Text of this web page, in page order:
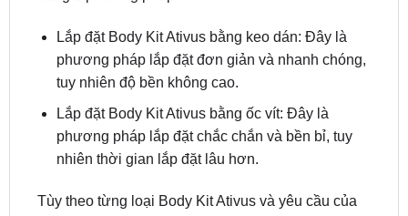
tuy nhiên độ bền không cao.
Lắp đặt Body Kit Ativus bằng ốc vít: Đây là
phương pháp lắp đặt chắc chắn và bền bỉ, tuy
nhiên thời gian lắp đặt lâu hơn.
Tùy theo từng loại Body Kit Ativus và yêu cầu của
pháp lắp đặt phù hợp.